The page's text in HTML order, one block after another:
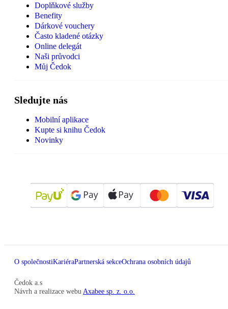
Doplňkové služby
Benefity
Dárkové vouchery
Často kladené otázky
Online delegát
Naši průvodci
Můj Čedok
Sledujte nás
Mobilní aplikace
Kupte si knihu Čedok
Novinky
O společnostiKariéraPartnerská sekceOchrana osobních údajů
Čedok a.s
Návrh a realizace webu Axabee sp. z. o.o.